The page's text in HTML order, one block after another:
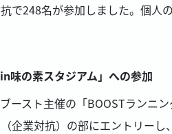
で248名が参加しました。個人
味の素スタジアム」への参加
ースト主催の「BOOSTランニ
企業対抗）の部にエントリー